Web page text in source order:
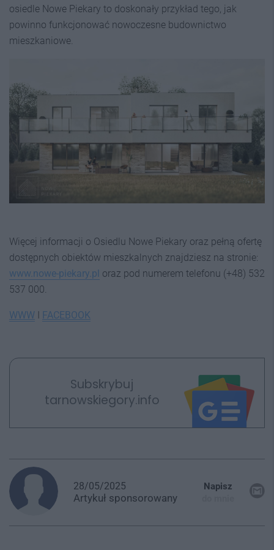
osiedle Nowe Piekary to doskonały przykład tego, jak
powinno funkcjonować nowoczesne budownictwo
mieszkaniowe.
Więcej informacji o Osiedlu Nowe Piekary oraz pełną ofertę
dostępnych obiektów mieszkalnych znajdziesz na stronie:
www.nowe-piekary.pl oraz pod numerem telefonu (+48) 532
537 000.
WWW I FACEBOOK
Subskrybuj
tarnowskiegory.info
28/05/2025
Artykuł sponsorowany
Napisz